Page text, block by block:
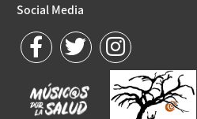
Social Media